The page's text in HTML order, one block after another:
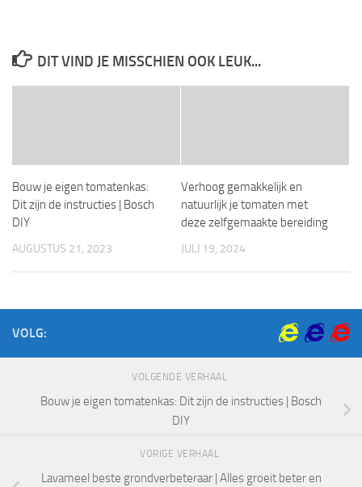
DIT VIND JE MISSCHIEN OOK LEUK...
Bouw je eigen tomatenkas:
Dit zijn de instructies | Bosch
DIY
AUGUSTUS 21, 2023
Verhoog gemakkelijk en
natuurlijk je tomaten met
deze zelfgemaakte bereiding
JULI 19, 2024
VOLG:
VOLGENDE VERHAAL
Bouw je eigen tomatenkas: Dit zijn de instructies | Bosch
DIY
VORIGE VERHAAL
Lavameel beste grondverbeteraar | Alles groeit beter en